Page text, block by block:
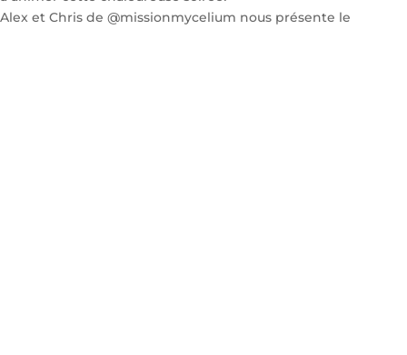
Alex et Chris de @missionmycelium nous présente le